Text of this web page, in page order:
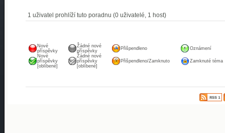
1 uživatel prohlíží tuto poradnu (0 uživatelé, 1 host)
Nové
příspěvky
Žádné nové
příspěvky
Přišpendleno
Oznámení
Nové
příspěvky
[oblíbené]
Žádné nové
příspěvky
[oblíbené]
Přišpendleno/Zamknuto Zamknuté téma